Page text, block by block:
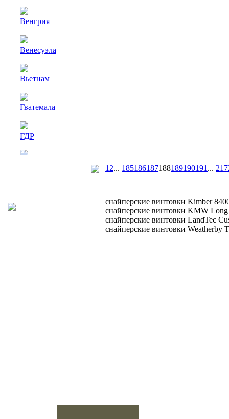
Венгрия
Венесуэла
Вьетнам
Гватемала
ГДР
1 2... 185186187188189190191 ... 217
снайперские винтовки Kimber
снайперские винтовки KMW Long
снайперские винтовки LandTec
снайперские винтовки Weatherby